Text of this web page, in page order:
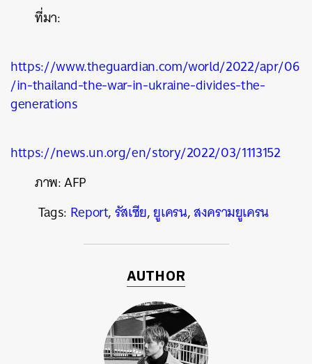
ที่มา:
https://www.theguardian.com/world/2022/apr/06
/in-thailand-the-war-in-ukraine-divides-the-
generations
https://news.un.org/en/story/2022/03/1113152
ภาพ: AFP
Tags: Report,รัสเซีย,ยูเครน,สงครามยูเครน
AUTHOR